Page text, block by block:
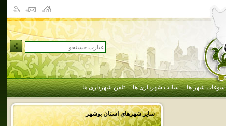
سوغات شهر ها سایت شهرداری ها تلفن شهرداری ها
سایر شهرهای استانبوشهر